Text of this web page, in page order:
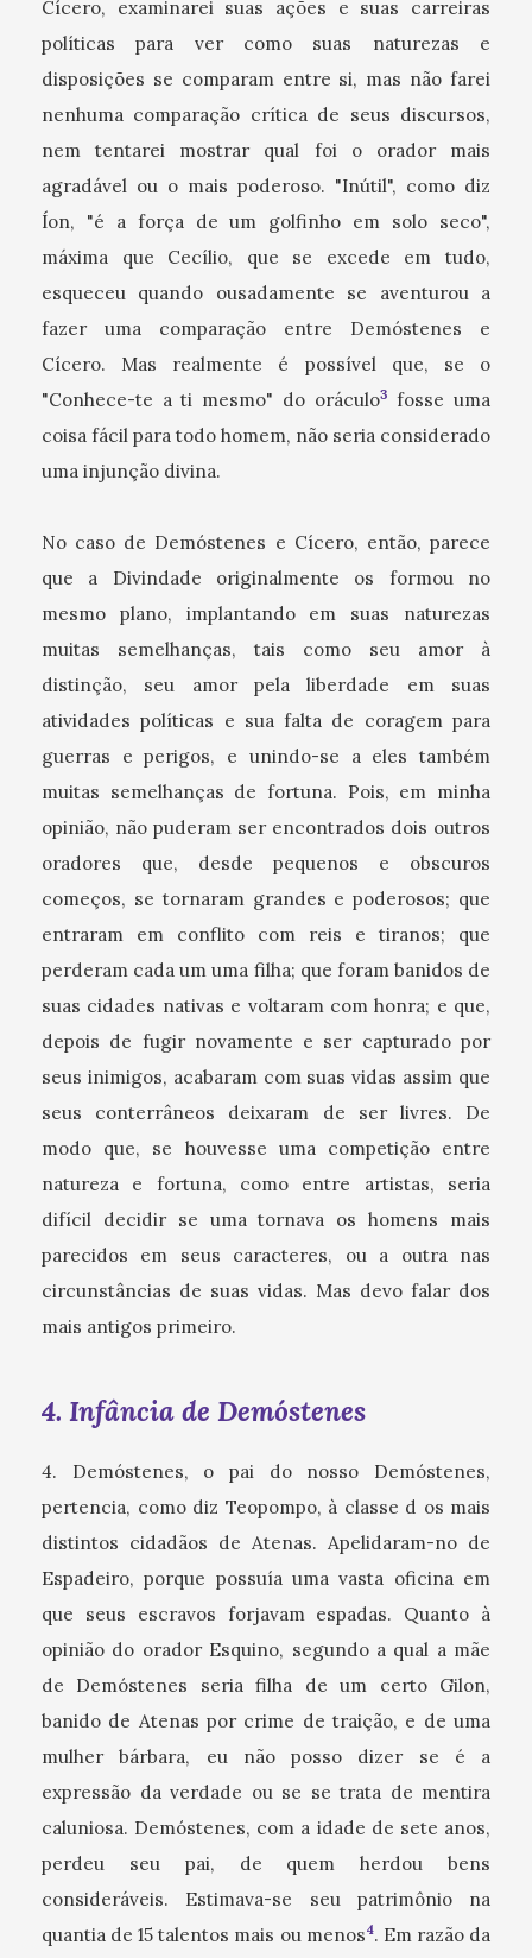
Cícero, examinarei suas ações e suas carreiras
políticas para ver como suas naturezas e
disposições se comparam entre si, mas não farei
nenhuma comparação crítica de seus discursos,
nem tentarei mostrar qual foi o orador mais
agradável ou o mais poderoso. "Inútil", como diz
Íon, "é a força de um golfinho em solo seco",
máxima que Cecílio, que se excede em tudo,
esqueceu quando ousadamente se aventurou a
fazer uma comparação entre Demóstenes e
Cícero. Mas realmente é possível que, se o
"Conhece-te a ti mesmo" do oráculo3 fosse uma
coisa fácil para todo homem, não seria considerado
uma injunção divina.
No caso de Demóstenes e Cícero, então, parece
que a Divindade originalmente os formou no
mesmo plano, implantando em suas naturezas
muitas semelhanças, tais como seu amor à
distinção, seu amor pela liberdade em suas
atividades políticas e sua falta de coragem para
guerras e perigos, e unindo-se a eles também
muitas semelhanças de fortuna. Pois, em minha
opinião, não puderam ser encontrados dois outros
oradores que, desde pequenos e obscuros
começos, se tornaram grandes e poderosos; que
entraram em conflito com reis e tiranos; que
perderam cada um uma filha; que foram banidos de
suas cidades nativas e voltaram com honra; e que,
depois de fugir novamente e ser capturado por
seus inimigos, acabaram com suas vidas assim que
seus conterrâneos deixaram de ser livres. De
modo que, se houvesse uma competição entre
natureza e fortuna, como entre artistas, seria
difícil decidir se uma tornava os homens mais
parecidos em seus caracteres, ou a outra nas
circunstâncias de suas vidas. Mas devo falar dos
mais antigos primeiro.
4. Infância de Demóstenes
4. Demóstenes, o pai do nosso Demóstenes,
pertencia, como diz Teopompo, à classe d os mais
distintos cidadãos de Atenas. Apelidaram-no de
Espadeiro, porque possuía uma vasta oficina em
que seus escravos forjavam espadas. Quanto à
opinião do orador Esquino, segundo a qual a mãe
de Demóstenes seria filha de um certo Gilon,
banido de Atenas por crime de traição, e de uma
mulher bárbara, eu não posso dizer se é a
expressão da verdade ou se se trata de mentira
caluniosa. Demóstenes, com a idade de sete anos,
perdeu seu pai, de quem herdou bens
consideráveis. Estimava-se seu patrimônio na
quantia de 15 talentos mais ou menos4. Em razão da